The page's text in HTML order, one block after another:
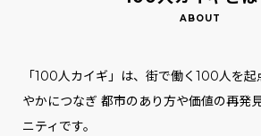
「100人カイギ」は、街で働く100人を
やかにつなぎ 都市のあり方や価値の再発
ニティです。